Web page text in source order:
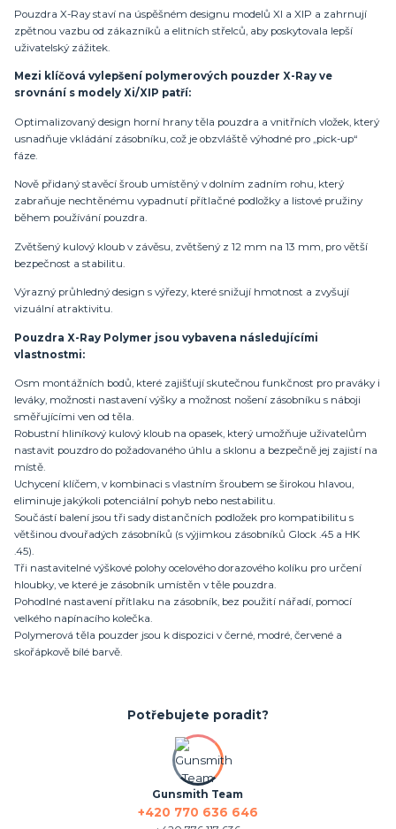
Pouzdra X-Ray staví na úspěšném designu modelů XI a XIP a zahrnují
zpětnou vazbu od zákazníků a elitních střelců, aby poskytovala lepší
uživatelský zážitek.
Mezi klíčová vylepšení polymerových pouzder X-Ray ve
srovnání s modely Xi/XIP patří:
Optimalizovaný design horní hrany těla pouzdra a vnitřních vložek, který
usnadňuje vkládání zásobníku, což je obzvláště výhodné pro „pick-up“
fáze.
Nově přidaný stavěcí šroub umístěný v dolním zadním rohu, který
zabraňuje nechtěnému vypadnutí přítlačné podložky a listové pružiny
během používání pouzdra.
Zvětšený kulový kloub v závěsu, zvětšený z 12 mm na 13 mm, pro větší
bezpečnost a stabilitu.
Výrazný průhledný design s výřezy, které snižují hmotnost a zvyšují
vizuální atraktivitu.
Pouzdra X-Ray Polymer jsou vybavena následujícími
vlastnostmi:
Osm montážních bodů, které zajišťují skutečnou funkčnost pro praváky i
leváky, možnosti nastavení výšky a možnost nošení zásobníku s náboji
směřujícími ven od těla.
Robustní hliníkový kulový kloub na opasek, který umožňuje uživatelům
nastavit pouzdro do požadovaného úhlu a sklonu a bezpečně jej zajistí na
místě.
Uchycení klíčem, v kombinaci s vlastním šroubem se širokou hlavou,
eliminuje jakýkoli potenciální pohyb nebo nestabilitu.
Součástí balení jsou tři sady distančních podložek pro kompatibilitu s
většinou dvouřadých zásobníků (s výjimkou zásobníků Glock .45 a HK
.45).
Tři nastavitelné výškové polohy ocelového dorazového kolíku pro určení
hloubky, ve které je zásobník umístěn v těle pouzdra.
Pohodlné nastavení přítlaku na zásobník, bez použití nářadí, pomocí
velkého napínacího kolečka.
Polymerová těla pouzder jsou k dispozici v černé, modré, červené a
skořápkově bílé barvě.
Potřebujete poradit?
Gunsmith Team
+420 770 636 646